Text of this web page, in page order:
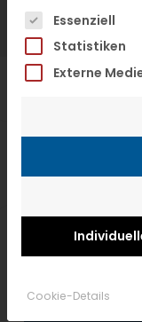
Es folgt eine
Essenziell
Statistiken
Externe
Cookie-Details